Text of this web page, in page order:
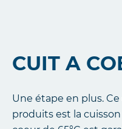
CUIT A
Une étape en plus.
produits est la